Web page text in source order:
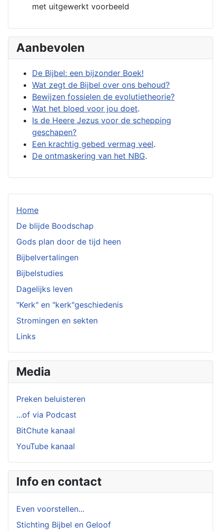
Home
De blijde Boodschap
Gods plan door de tijd heen
Bijbelvertalingen
Bijbelstudies
Dagelijks leven
"Kerk" en "kerk"geschiedenis
Stromingen en sekten
Links
Media
Preken beluisteren
...of via Podcast
BitChute kanaal
YouTube kanaal
Info en contact
Even voorstellen...
Stichting Bijbel en Geloof
met uitgewerkt voorbeeld
Aanbevolen
De Bijbel: een bijzonder Boek!
Wat zegt de Bijbel over ons behoud?
Bewijzen fossielen de evolutietheorie?
Wat het bloed voor jou doet.
Is de Heere Jezus voor de schepping
geschapen?
Een krachtig gebed vermag veel.
De ontmaskering van het NBG.